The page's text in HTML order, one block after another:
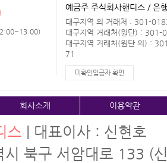
예금주 주식회사핸디스 / 은
대구지역 외 거래처 : 301-
대구지역 거래처(원단) :
대구지역 거래처(원단 외) :
71
미확인입금자 확인
회사소개 이용약관
스 | 대표이사 : 신현호
시 북구 서암대로 133 (